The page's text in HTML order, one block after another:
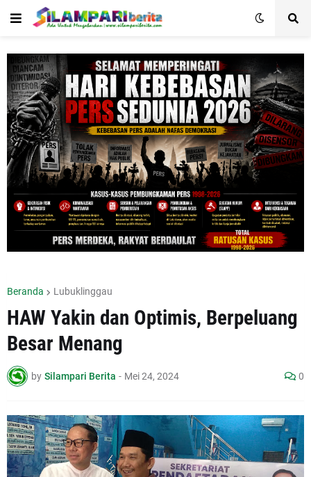
Beranda Lubuklinggau
HAW Yakin dan Optimis, Berpeluang
Besar Menang
by Silampari Berita - Mei 24, 2024 0